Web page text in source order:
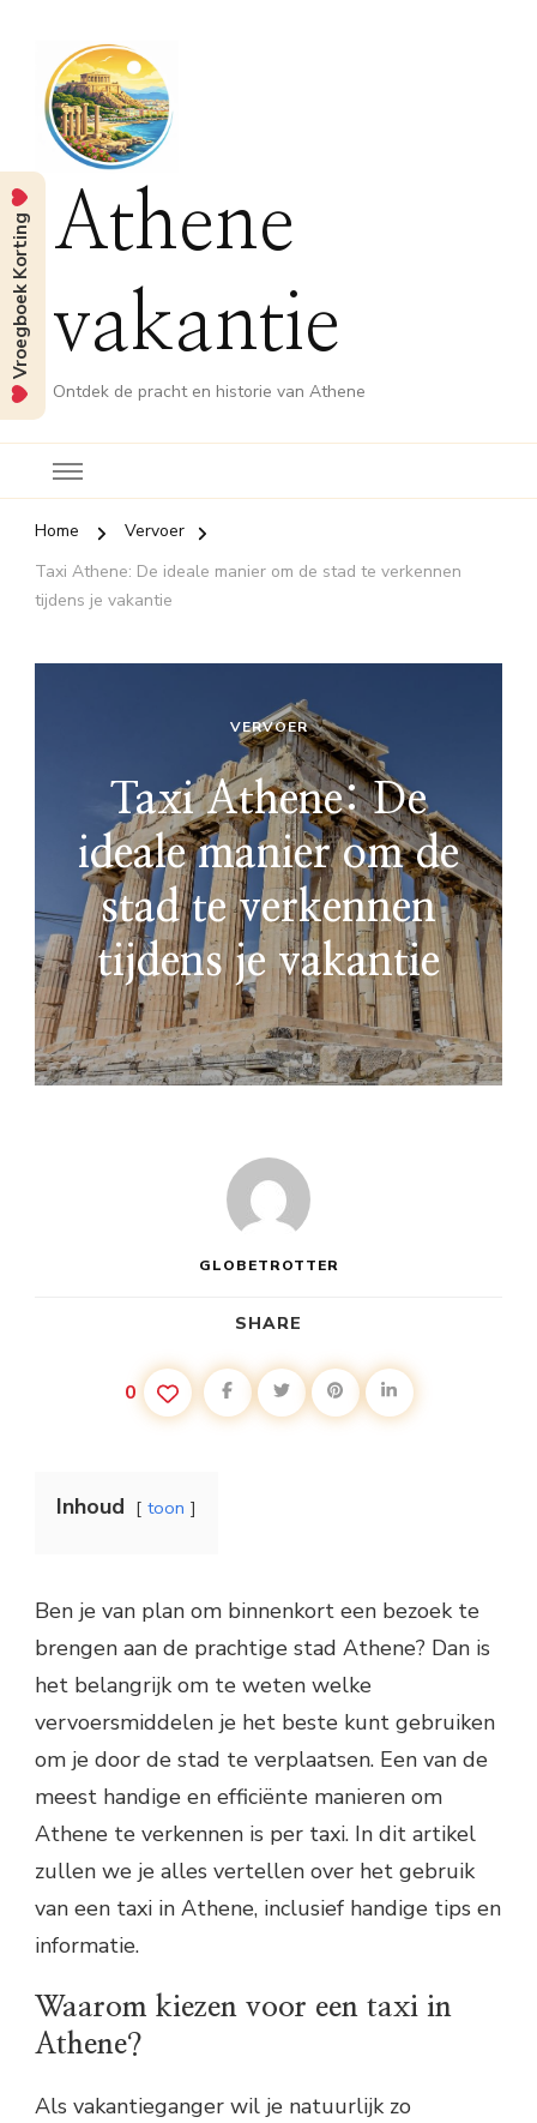
Athene
vakantie
Ontdek de pracht en historie van Athene
Home
Vervoer
Taxi Athene: De ideale manier om de stad te verkennen
tijdens je vakantie
VERVOER
Taxi Athene: De
ideale manier om de
stad te verkennen
tijdens je vakantie
GLOBETROTTER
SHARE
0
Inhoud toon
Ben je van plan om binnenkort een bezoek te
brengen aan de prachtige stad Athene? Dan is
het belangrijk om te weten welke
vervoersmiddelen je het beste kunt gebruiken
om je door de stad te verplaatsen. Een van de
meest handige en efficiënte manieren om
Athene te verkennen is per taxi. In dit artikel
zullen we je alles vertellen over het gebruik
van een taxi in Athene, inclusief handige tips en
informatie.
Waarom kiezen voor een taxi in
Athene?
Als vakantieganger wil je natuurlijk zo
Vroegboek Korting